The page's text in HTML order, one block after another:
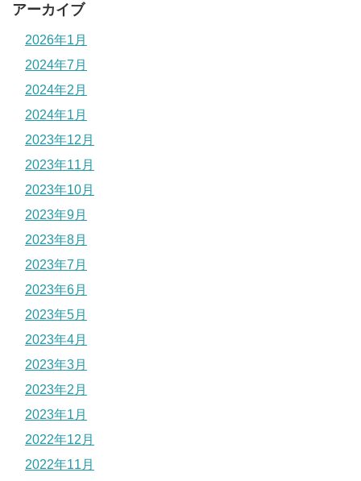
アーカイブ
2026年1月
2024年7月
2024年2月
2024年1月
2023年12月
2023年11月
2023年10月
2023年9月
2023年8月
2023年7月
2023年6月
2023年5月
2023年4月
2023年3月
2023年2月
2023年1月
2022年12月
2022年11月